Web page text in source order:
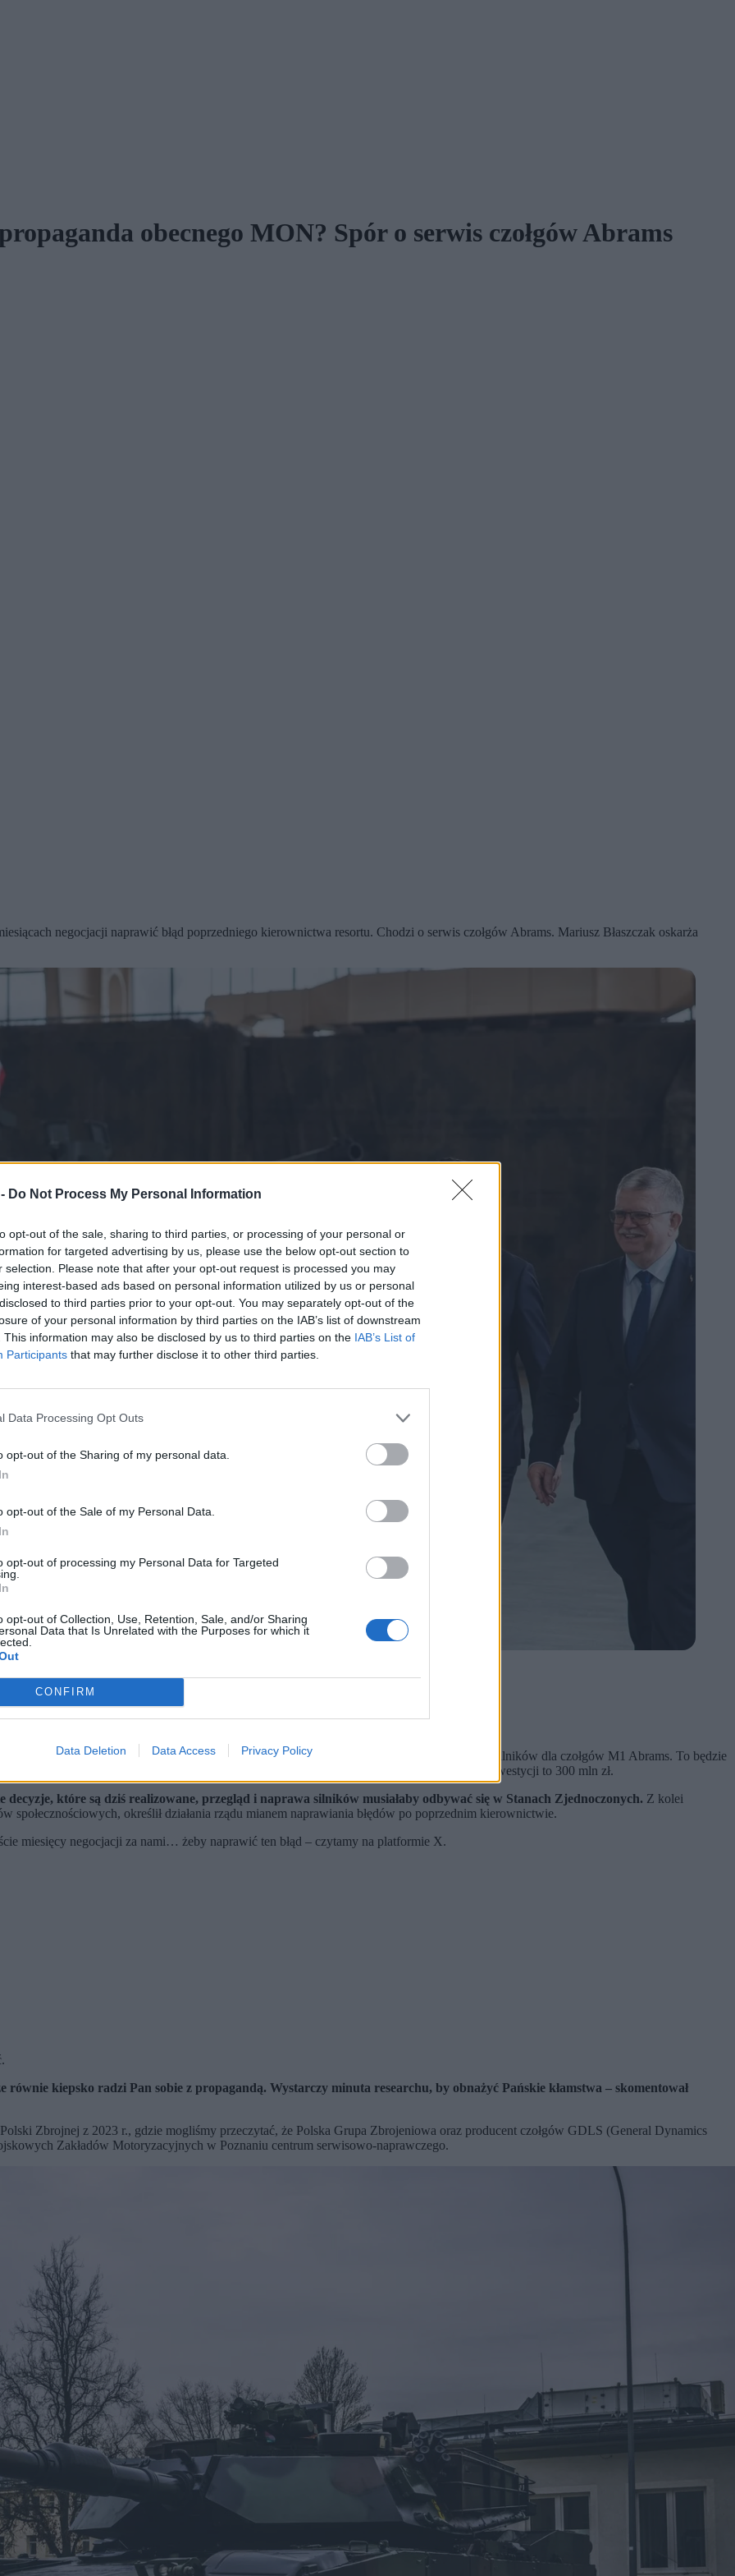
Do Not Process My Personal Information
opt-out of the sale, sharing to third parties, or processing of your personal or
for targeted advertising by us, please use the below opt-out section to
selection. Please note that after your opt-out request is processed you may
interest-based ads based on personal information utilized by us or personal
to third parties prior to your opt-out. You may separately opt-out of the
of your personal information by third parties on the IAB’s list of downstream
This information may also be disclosed by us to third parties on the IAB’s List of
Participants that may further disclose it to other third parties.
Data Processing Opt Outs
opt-out of the Sharing of my personal data.
opt-out of the Sale of my Personal Data.
opt-out of processing my Personal Data for Targeted
opt-out of Collection, Use, Retention, Sale, and/or Sharing
Data that Is Unrelated with the Purposes for which it
CONFIRM
Data Deletion Data Access Privacy Policy
obecnego MON? Spór o serwis czołgów Abrams
negocjacji naprawić błąd poprzedniego kierownictwa resortu. Chodzi o serwis czołgów Abrams. Mariusz Błaszczak oskarża
Lotniczych nr 1. (fot. X / Cezary Tomczyk)
Błaszczakowi brak zabezpieczenia serwisu dla zakupionych w USA czołgów.
umowie Wojskowych Zakładów Motoryzacyjnych z 2023 r.
Kluczowe umowy zostały podpisane i wynegocjowane w latach 2024-2026.
firmą Honeywell zakłada powstanie w Dęblinie Autoryzowanego Centrum Serwisowego Silników dla czołgów M1 Abrams. To będzie
uprawnienia do do serwisowania silników AGT1500. Jak poinformowali rządzący, wartość inwestycji to 300 mln zł.
które są dziś realizowane, przegląd i naprawa silników musiałaby odbywać się w Stanach Zjednoczonych. Z kolei
określił działania rządu mianem naprawiania błędów po poprzednim kierownictwie.
miesięcy negocjacji za nami… żeby naprawić ten błąd – czytamy na platformie X.
równie kiepsko radzi Pan sobie z propagandą. Wystarczy minuta researchu, by obnażyć Pańskie kłamstwa – skomentował
Zbrojnej z 2023 r., gdzie mogliśmy przeczytać, że Polska Grupa Zbrojeniowa oraz producent czołgów GDLS (General Dynamics
Zakładów Motoryzacyjnych w Poznaniu centrum serwisowo-naprawczego.